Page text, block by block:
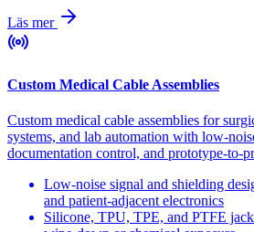
Läs mer
Custom Medical Cable Assemblies
Custom medical cable assemblies for
systems, and lab automation with low-
documentation control, and prototype-to-
Low-noise signal and shielding
and patient-adjacent electronics
Silicone, TPU, TPE, and PTFE